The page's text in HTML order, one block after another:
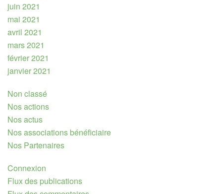
juin 2021
mai 2021
avril 2021
mars 2021
février 2021
janvier 2021
Non classé
Nos actions
Nos actus
Nos associations bénéficiaire
Nos Partenaires
Connexion
Flux des publications